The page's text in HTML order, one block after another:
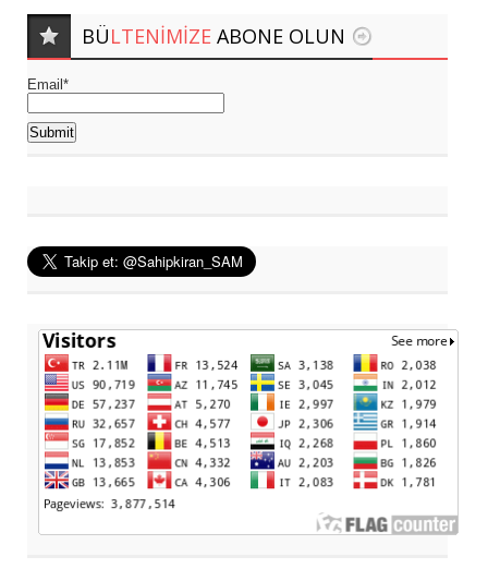
BÜLTENIMIZE ABONE OLUN
Email*